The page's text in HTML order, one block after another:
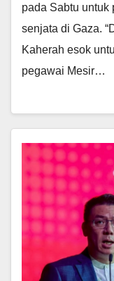
pada Sabtu untuk
senjata di Gaza.
Kaherah esok
pegawai Mesir…